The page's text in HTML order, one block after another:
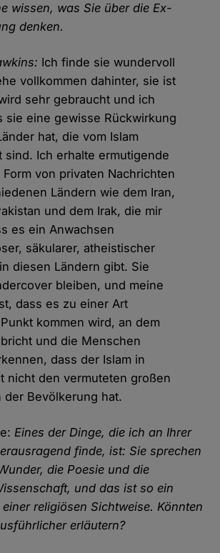
wissen, was Sie über die Ex-
denken.
Ich finde sie wundervoll
vollkommen dahinter, sie ist
sehr gebraucht und ich
sie eine gewisse Rückwirkung
hat, die vom Islam
sind. Ich erhalte ermutigende
von privaten Nachrichten
Ländern wie dem Iran,
und dem Irak, die mir
es ein Anwachsen
säkularer, atheistischer
diesen Ländern gibt. Sie
bleiben, und meine
dass es zu einer Art
kommen wird, an dem
und die Menschen
dass der Islam in
nicht den vermuteten großen
der Bevölkerung hat.
Eines der Dinge, die ich an Ihrer
finde, ist: Sie sprechen
die Poesie und die
und das ist so ein
religiösen Sichtweise. Könnten
erläutern?